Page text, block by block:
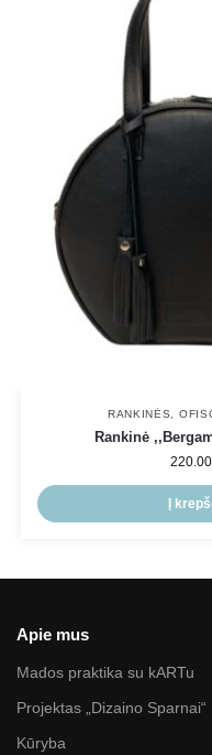
RANKINĖS
Rankinė
220.00
Į
Apie mus
Mados praktika su kARTu
Projektas „Dizaino Sparnai“
Kūryba